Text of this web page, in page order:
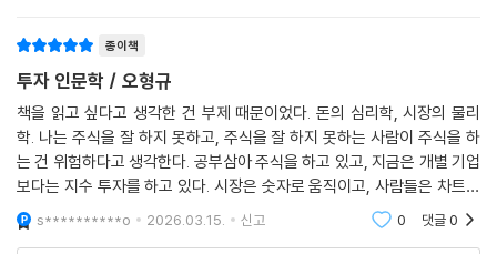
정규분포 vs. 꼬리 위험
모래사태 실험과 임계상태
주식시장에 패닉이 잦은 이유
05. 신도 가끔 주사위놀이를 한다
세상에 이런 일이!
불확실성 앞에서 이유를 찾고자 하는 인간의 본능
도박이 확률론을 낳았다
종이책
투자 인문학 / 오형규
책을 읽고 싶다고 생각한 건 부제 때문이었다. 돈의 심리학, 시장의 물리
학. 나는 주식을 잘 하지 못하고, 주식을 잘 하지 못하는 사람이 주식을 하
는 건 위험하다고 생각한다. 공부삼아 주식을 하고 있고, 지금은 개별 기업
보다는 지수 투자를 하고 있다. 시장은 숫자로 움직이고, 사람들은 차트를
분석하지만 사실은 시장을 선택하고 차트를 만드는 건 언제나 사람이었
다. 그리고 차
s**********o 2026.03.15. 신고 0 댓글0